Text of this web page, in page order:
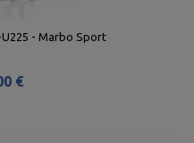
- Marbo Sport
€